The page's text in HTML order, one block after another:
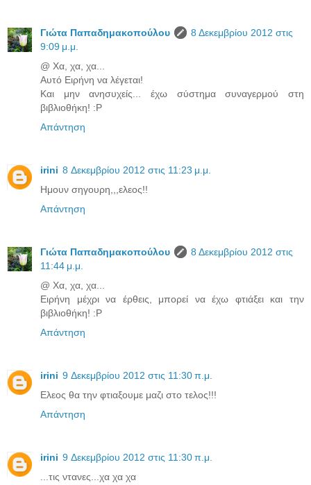
Γιώτα Παπαδημακοπούλου
8 Δεκεμβρίου 2012 στις
9:09 μ.μ.
@ Χα, χα, χα...
Αυτό Ειρήνη να λέγεται!
Και μην ανησυχείς... έχω σύστημα συναγερμού στη
βιβλιοθήκη! :P
Απάντηση
irini 8 Δεκεμβρίου 2012 στις 11:23 μ.μ.
Ημουν σηγουρη,,,ελεος!!
Απάντηση
Γιώτα Παπαδημακοπούλου
8 Δεκεμβρίου 2012 στις
11:44 μ.μ.
@ Χα, χα, χα...
Ειρήνη μέχρι να έρθεις, μπορεί να έχω φτιάξει και την
βιβλιοθήκη! :P
Απάντηση
irini 9 Δεκεμβρίου 2012 στις 11:30 π.μ.
Eλεος θα την φτιαξουμε μαζι στο τελος!!!
Απάντηση
irini 9 Δεκεμβρίου 2012 στις 11:30 π.μ.
...τις ντανες...χα χα χα